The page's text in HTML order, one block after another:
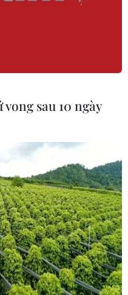
sàng
đấu
hai cặp
giá
sau 10 ngày